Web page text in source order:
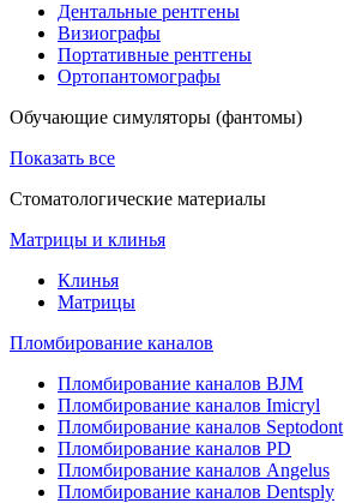
Дентальные рентгены
Визиографы
Портативные рентгены
Ортопантомографы
Обучающие симуляторы (фантомы)
Показать все
Стоматологические материалы
Матрицы и клинья
Клинья
Матрицы
Пломбирование каналов
Пломбирование каналов BJM
Пломбирование каналов Imicryl
Пломбирование каналов Septodont
Пломбирование каналов PD
Пломбирование каналов Angelus
Пломбирование каналов Dentsply